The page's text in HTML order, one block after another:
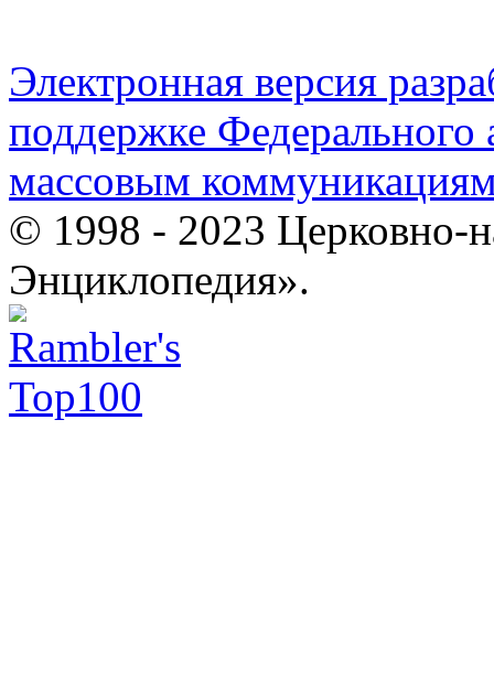
Электронная версия
поддержке Федерального
массовым
© 1998 - 2023 Церковно-
Энциклопедия».